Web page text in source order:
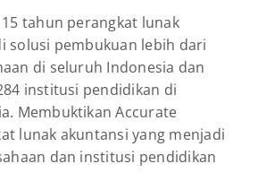
tahun perangkat lunak
solusi pembukuan lebih dari
di seluruh Indonesia dan
institusi pendidikan di
Membuktikan Accurate
lunak akuntansi yang menjadi
dan institusi pendidikan